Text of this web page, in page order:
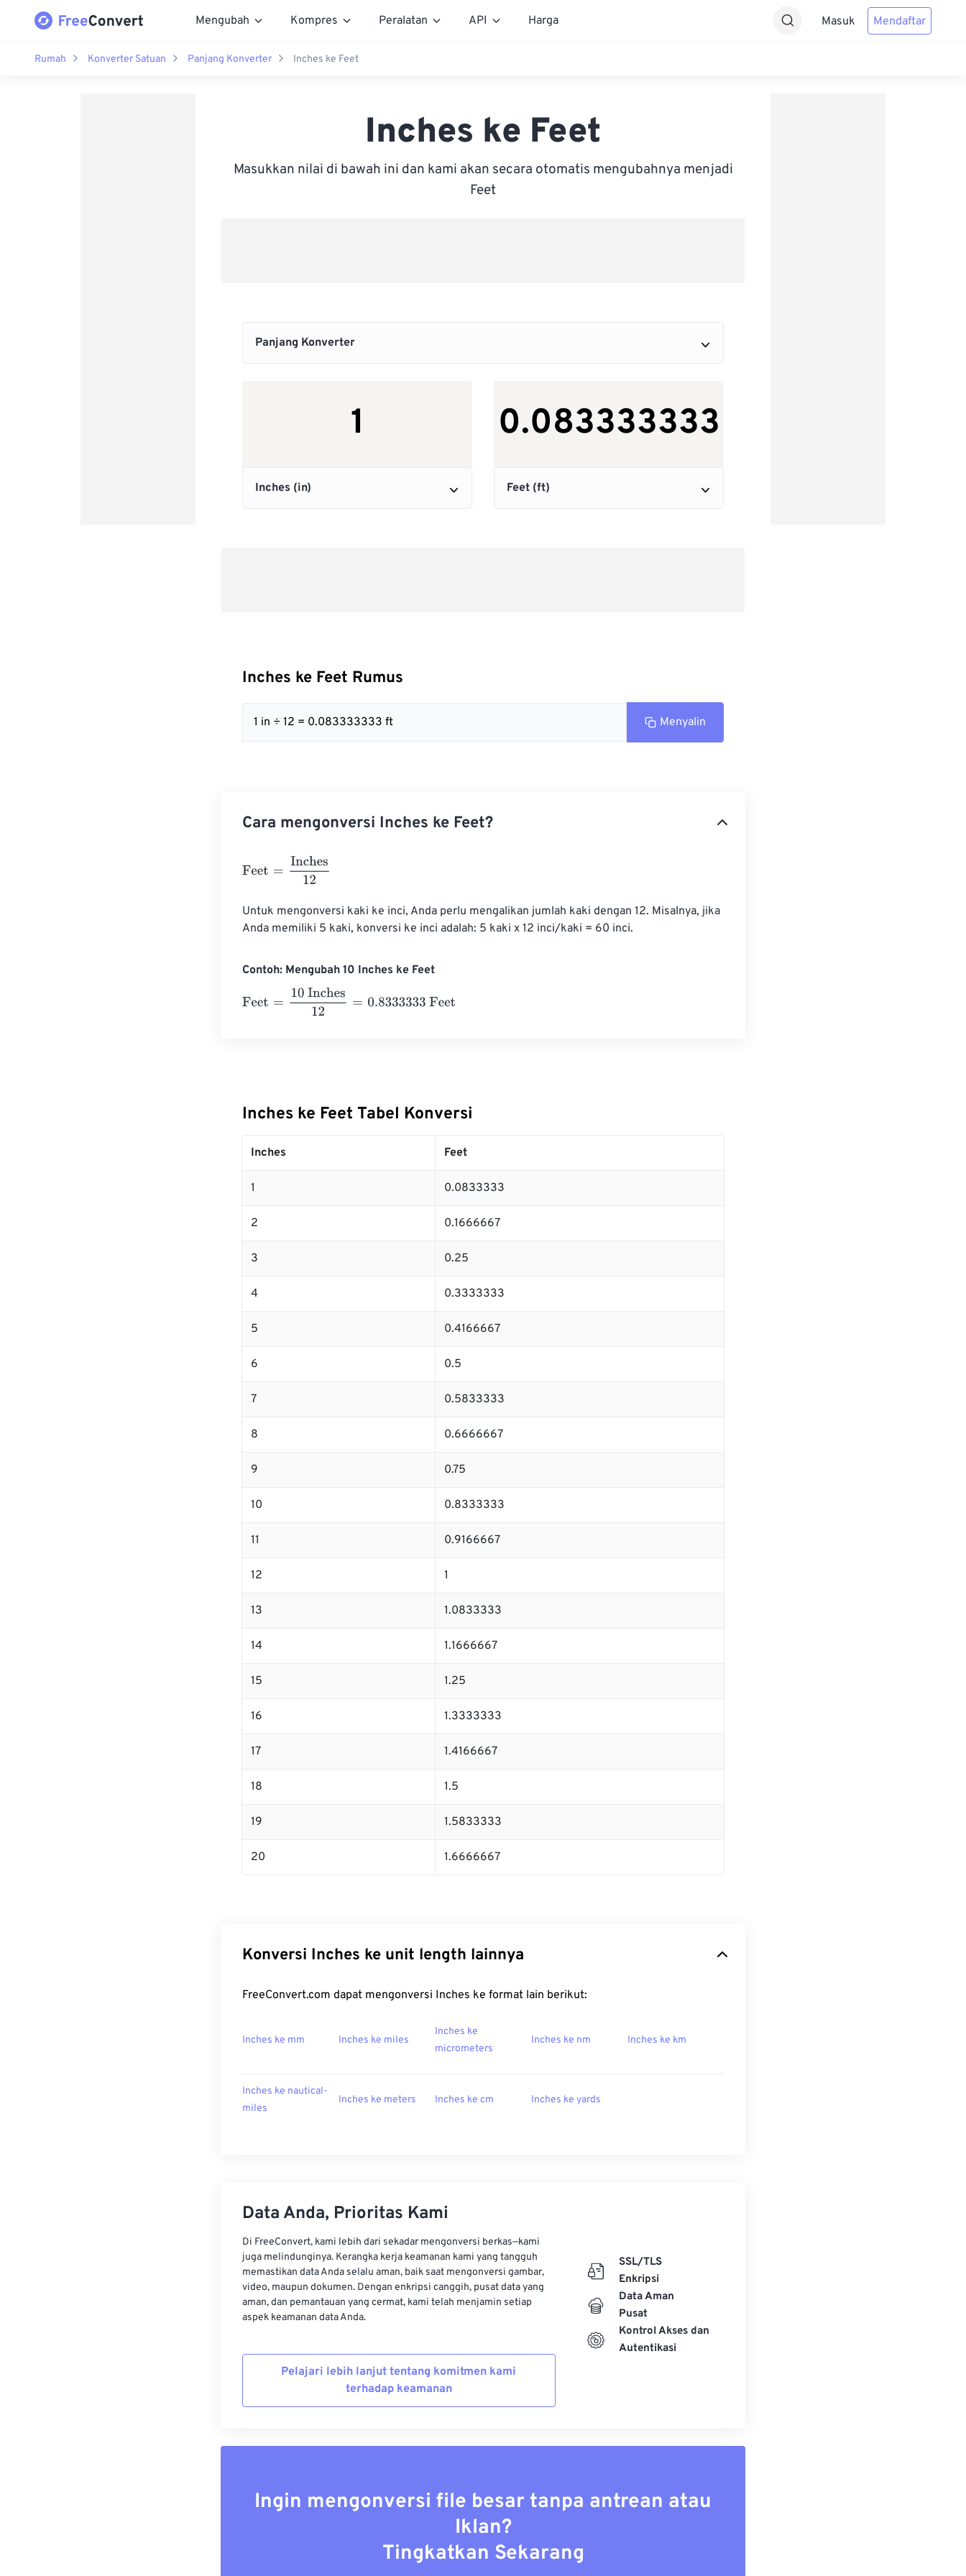
Mengubah Kompres Peralatan API Harga Masuk Mendaftar
Rumah Konverter Satuan Panjang Konverter Inches ke Feet
Inches ke Feet
Masukkan nilai di bawah ini dan kami akan secara otomatis mengubahnya menjadi
Feet
Inches ke Feet Rumus
1 in ÷ 12 = 0.083333333 ft Menyalin
Cara mengonversi Inches ke Feet?
Feet= Inches12
Untuk mengonversi kaki ke inci, Anda perlu mengalikan jumlah kaki dengan 12. Misalnya, jika
Anda memiliki 5 kaki, konversi ke inci adalah: 5 kaki x 12 inci/kaki = 60 inci.
Contoh: Mengubah 10 Inches ke Feet
Feet = 10 Inches12=0.8333333 Feet
Inches ke Feet Tabel Konversi
Inches Feet
1 0.0833333
2 0.1666667
3 0.25
4 0.3333333
5 0.4166667
6 0.5
7 0.5833333
8 0.6666667
9 0.75
10 0.8333333
11 0.9166667
12 1
13 1.0833333
14 1.1666667
15 1.25
16 1.3333333
17 1.4166667
18 1.5
19 1.5833333
20 1.6666667
Konversi Inches ke unit length lainnya
FreeConvert.com dapat mengonversi Inches ke format lain berikut:
Inches ke mm Inches ke miles
Inches ke
micrometers
Inches ke nm Inches ke km
Inches ke nautical-
miles
Inches ke meters Inches ke cm Inches ke yards
Data Anda, Prioritas Kami
Di FreeConvert, kami lebih dari sekadar mengonversi berkas—kami
juga melindunginya. Kerangka kerja keamanan kami yang tangguh
memastikan data Anda selalu aman, baik saat mengonversi gambar,
video, maupun dokumen. Dengan enkripsi canggih, pusat data yang
aman, dan pemantauan yang cermat, kami telah menjamin setiap
aspek keamanan data Anda.
Pelajari lebih lanjut tentang komitmen kami
terhadap keamanan
SSL/TLS
Enkripsi
Data Aman
Pusat
Kontrol Akses dan
Autentikasi
Ingin mengonversi file besar tanpa antrean atau
Iklan?
Tingkatkan Sekarang